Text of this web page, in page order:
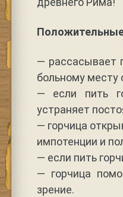
— рассасывает
больному месту
— если пить
устраняет
— горчица
импотенции и
— если пить
— горчица
зрение.